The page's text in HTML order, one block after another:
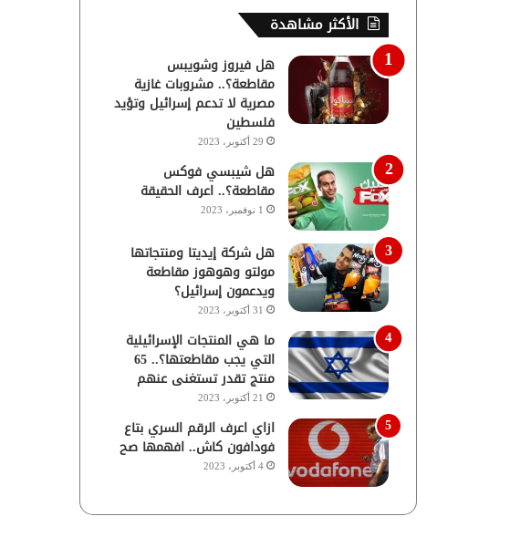
الأكثر مشاهدة
هل فيروز وشويبس
مقاطعة؟.. مشروبات غازية
مصرية لا تدعم إسرائيل وتؤيد
فلسطين
29 أكتوبر، 2023
هل شيبسي فوكس
مقاطعة؟.. اعرف الحقيقة
1 نوفمبر، 2023
هل شركة إيديتا ومنتجاتها
مولتو وهوهوز مقاطعة
ويدعمون إسرائيل؟
31 أكتوبر، 2023
ما هي المنتجات الإسرائيلية
التي يجب مقاطعتها؟.. 65
منتج تقدر تستغنى عنهم
21 أكتوبر، 2023
ازاي اعرف الرقم السري بتاع
فودافون كاش.. افهمها صح
4 أكتوبر، 2023